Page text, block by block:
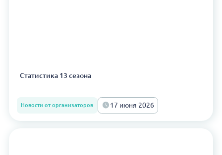
Статистика 13 сезона
Новости от организаторов 17 июня 2026